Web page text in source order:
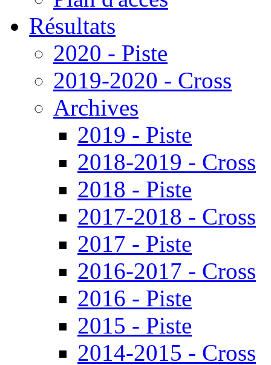
Résultats
2020 - Piste
2019-2020 - Cross
Archives
2019 - Piste
2018-2019 - Cross
2018 - Piste
2017-2018 - Cross
2017 - Piste
2016-2017 - Cross
2016 - Piste
2015 - Piste
2014-2015 - Cross